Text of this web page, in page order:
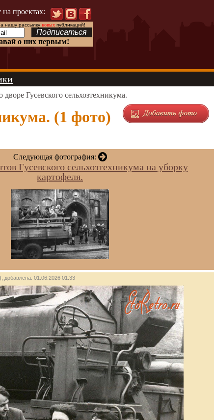
проектах:
нашу рассылку новыхпубликаций!
о них первым!
дворе Гусевского сельхозтехникума.
(1 фото)
Следующая фотография:
Гусевского сельхозтехникума на уборку
картофеля.
), добавлена: 01.06.2026 01:33